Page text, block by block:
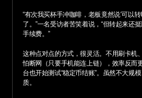
“有次我买杯手冲咖啡，老板竟然说‘可以
了。”一名受访者苦笑着说，“但转起来还
手续费。”
这种点对点的方式，很灵活。不用刷卡机
怕断网（只要手机能连上链），效率反而
台也开始测试“稳定币结账”。虽然不大规
质。